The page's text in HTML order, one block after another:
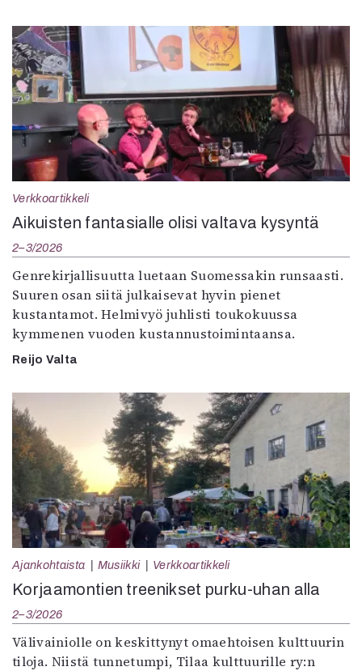
Verkkoartikkeli
Aikuisten fantasialle olisi valtava kysyntä
2–3/2026
Genrekirjallisuutta luetaan Suomessakin runsaasti.
Suuren osan siitä julkaisevat hyvin pienet
kustantamot. Helmivyö juhlisti toukokuussa
kymmenen vuoden kustannustoimintaansa.
Reijo Valta
Ajankohtaista Musiikki Verkkoartikkeli
Korjaamontien treenikset purku-uhan alla
2–3/2026
Välivainiolle on keskittynyt omaehtoisen kulttuurin
tiloja. Niistä tunnetumpi, Tilaa kulttuurille ry:n